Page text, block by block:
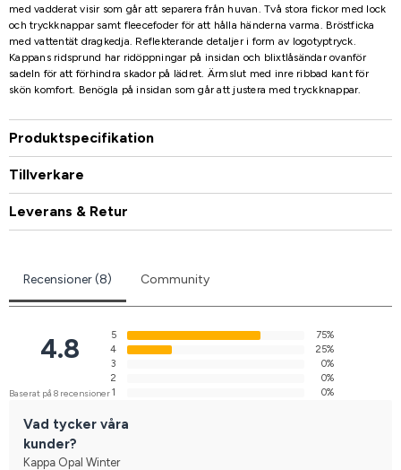
med vadderat visir som går att separera från huvan. Två stora fickor med lock
och tryckknappar samt fleecefoder för att hålla händerna varma. Bröstficka
med vattentät dragkedja. Reflekterande detaljer i form av logotyptryck.
Kappans ridsprund har ridöppningar på insidan och blixtlåsändar ovanför
sadeln för att förhindra skador på lädret. Ärmslut med inre ribbad kant för
skön komfort. Benögla på insidan som går att justera med tryckknappar.
Produktspecifikation
Tillverkare
Leverans & Retur
Recensioner (8) Community
4.8
Baserat på 8 recensioner
5
75%
4
25%
3
0%
2
0%
1
0%
Vad tycker våra
kunder?
Kappa Opal Winter